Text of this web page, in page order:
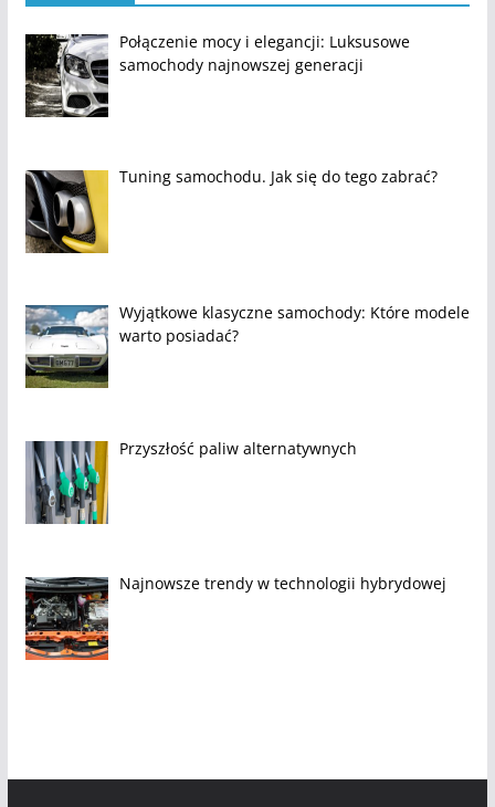
Połączenie mocy i elegancji: Luksusowe
samochody najnowszej generacji
Tuning samochodu. Jak się do tego zabrać?
Wyjątkowe klasyczne samochody: Które modele
warto posiadać?
Przyszłość paliw alternatywnych
Najnowsze trendy w technologii hybrydowej